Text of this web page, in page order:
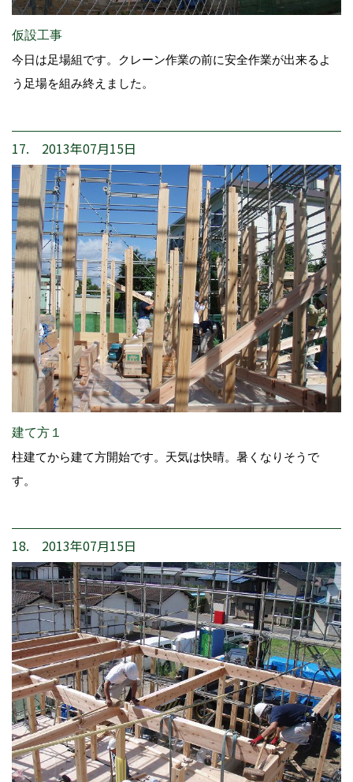
仮設工事
今日は足場組です。クレーン作業の前に安全作業が出来るよ
う足場を組み終えました。
17. 2013年07月15日
建て方１
柱建てから建て方開始です。天気は快晴。暑くなりそうで
す。
18. 2013年07月15日